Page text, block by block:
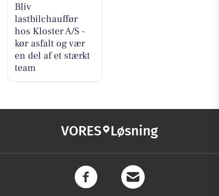
Bliv
lastbilchauffør
hos Kloster A/S -
kør asfalt og vær
en del af et stærkt
team
VORES Løsning